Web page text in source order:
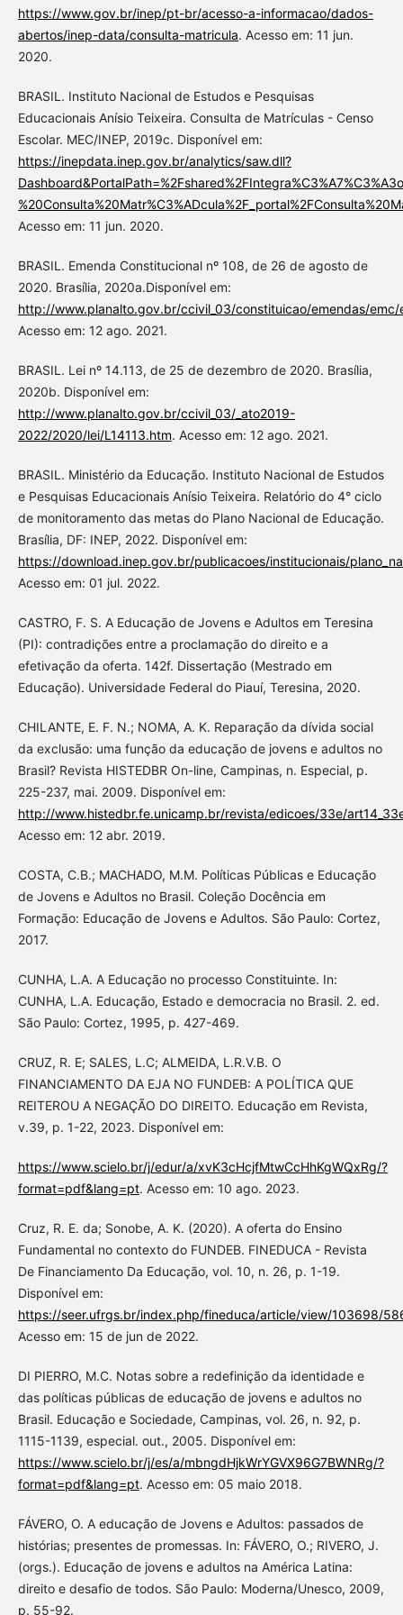
https://www.gov.br/inep/pt-br/acesso-a-informacao/dados-
abertos/inep-data/consulta-matricula. Acesso em: 11 jun.
2020.
BRASIL. Instituto Nacional de Estudos e Pesquisas
Educacionais Anísio Teixeira. Consulta de Matrículas - Censo
Escolar. MEC/INEP, 2019c. Disponível em:
https://inepdata.inep.gov.br/analytics/saw.dll?
Acesso em: 11 jun. 2020.
BRASIL. Emenda Constitucional nº 108, de 26 de agosto de
2020. Brasília, 2020a.Disponível em:
http://www.planalto.gov.br/ccivil_03/constituicao/emendas/emc/
Acesso em: 12 ago. 2021.
BRASIL. Lei nº 14.113, de 25 de dezembro de 2020. Brasília,
2020b. Disponível em:
http://www.planalto.gov.br/ccivil_03/_ato2019-
2022/2020/lei/L14113.htm. Acesso em: 12 ago. 2021.
BRASIL. Ministério da Educação. Instituto Nacional de Estudos
e Pesquisas Educacionais Anísio Teixeira. Relatório do 4° ciclo
de monitoramento das metas do Plano Nacional de Educação.
Brasília, DF: INEP, 2022. Disponível em:
https://download.inep.gov.br/publicacoes/institucionais/
Acesso em: 01 jul. 2022.
CASTRO, F. S. A Educação de Jovens e Adultos em Teresina
(PI): contradições entre a proclamação do direito e a
efetivação da oferta. 142f. Dissertação (Mestrado em
Educação). Universidade Federal do Piauí, Teresina, 2020.
CHILANTE, E. F. N.; NOMA, A. K. Reparação da dívida social
da exclusão: uma função da educação de jovens e adultos no
Brasil? Revista HISTEDBR On-line, Campinas, n. Especial, p.
225-237, mai. 2009. Disponível em:
http://www.histedbr.fe.unicamp.br/revista/edicoes/33e/
Acesso em: 12 abr. 2019.
COSTA, C.B.; MACHADO, M.M. Políticas Públicas e Educação
de Jovens e Adultos no Brasil. Coleção Docência em
Formação: Educação de Jovens e Adultos. São Paulo: Cortez,
2017.
CUNHA, L.A. A Educação no processo Constituinte. In:
CUNHA, L.A. Educação, Estado e democracia no Brasil. 2. ed.
São Paulo: Cortez, 1995, p. 427-469.
CRUZ, R. E; SALES, L.C; ALMEIDA, L.R.V.B. O
FINANCIAMENTO DA EJA NO FUNDEB: A POLÍTICA QUE
REITEROU A NEGAÇÃO DO DIREITO. Educação em Revista,
v.39, p. 1-22, 2023. Disponível em:
https://www.scielo.br/j/edur/a/xvK3cHcjfMtwCcHhKgWQxRg/?
format=pdf&lang=pt. Acesso em: 10 ago. 2023.
Cruz, R. E. da; Sonobe, A. K. (2020). A oferta do Ensino
Fundamental no contexto do FUNDEB. FINEDUCA - Revista
De Financiamento Da Educação, vol. 10, n. 26, p. 1-19.
Disponível em:
https://seer.ufrgs.br/index.php/fineduca/article/view/103698/
Acesso em: 15 de jun de 2022.
DI PIERRO, M.C. Notas sobre a redefinição da identidade e
das políticas públicas de educação de jovens e adultos no
Brasil. Educação e Sociedade, Campinas, vol. 26, n. 92, p.
1115-1139, especial. out., 2005. Disponível em:
https://www.scielo.br/j/es/a/mbngdHjkWrYGVX96G7BWNRg/?
format=pdf&lang=pt. Acesso em: 05 maio 2018.
FÁVERO, O. A educação de Jovens e Adultos: passados de
histórias; presentes de promessas. In: FÁVERO, O.; RIVERO, J.
(orgs.). Educação de jovens e adultos na América Latina:
direito e desafio de todos. São Paulo: Moderna/Unesco, 2009,
p. 55-92.